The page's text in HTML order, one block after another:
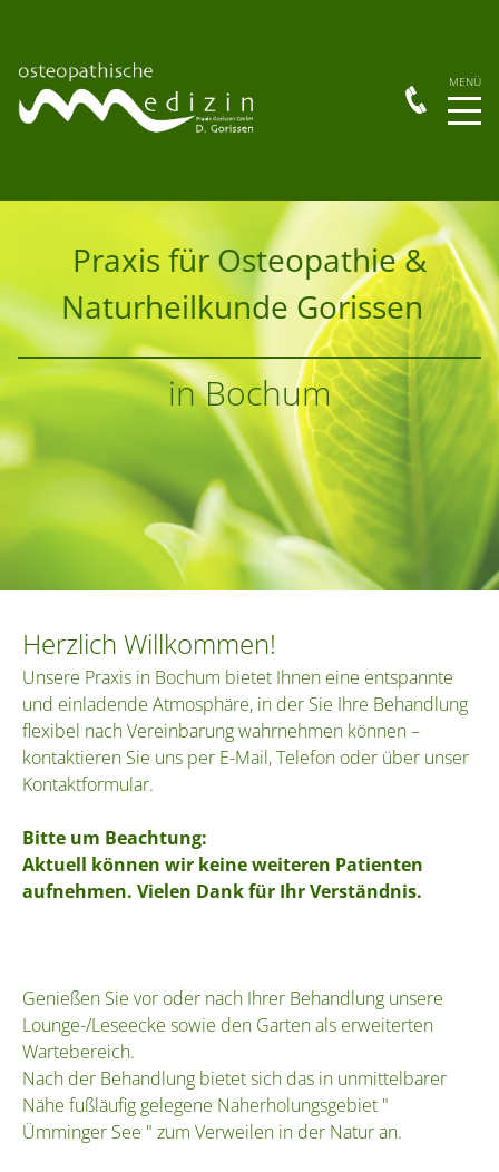
Praxis für Osteopathie &
Naturheilkunde Gorissen
in Bochum
Herzlich Willkommen!
Unsere Praxis in Bochum bietet Ihnen eine entspannte
und einladende Atmosphäre, in der Sie Ihre Behandlung
flexibel nach Vereinbarung wahrnehmen können –
kontaktieren Sie uns per E-Mail, Telefon oder über unser
Kontaktformular.
Bitte um Beachtung:
Aktuell können wir keine weiteren Patienten
aufnehmen. Vielen Dank für Ihr Verständnis.
Genießen Sie vor oder nach Ihrer Behandlung unsere
Lounge-/Leseecke sowie den Garten als erweiterten
Wartebereich.
Nach der Behandlung bietet sich das in unmittelbarer
Nähe fußläufig gelegene Naherholungsgebiet "
Ümminger See " zum Verweilen in der Natur an.